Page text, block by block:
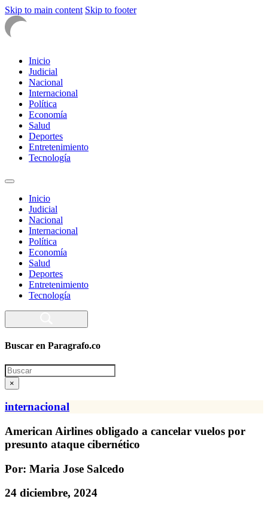
Skip to main content Skip to footer
Inicio
Judicial
Nacional
Internacional
Política
Economía
Salud
Deportes
Entretenimiento
Tecnología
Inicio
Judicial
Nacional
Internacional
Política
Economía
Salud
Deportes
Entretenimiento
Tecnología
Buscar en Paragrafo.co
Search
×
internacional
American Airlines obligado a cancelar vuelos por
presunto ataque cibernético
Por: Maria Jose Salcedo
24 diciembre, 2024